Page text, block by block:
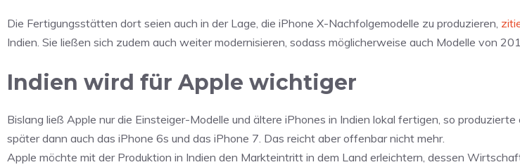
Die Fertigungsstätten dort seien auch in der Lage, die iPhone X-Nachfolgemodelle zu produzieren,
Indien. Sie ließen sich zudem auch weiter modernisieren, sodass möglicherweise auch Modelle von
Indien wird für Apple wichtiger
Bislang ließ Apple nur die Einsteiger-Modelle und ältere iPhones in Indien lokal fertigen, so
später dann auch das iPhone 6s und das iPhone 7. Das reicht aber offenbar nicht mehr.
Apple möchte mit der Produktion in Indien den Markteintritt in dem Land erleichtern, dessen